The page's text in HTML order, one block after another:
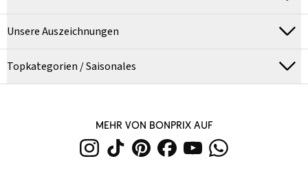
Unsere Auszeichnungen
Topkategorien / Saisonales
MEHR VON BONPRIX AUF